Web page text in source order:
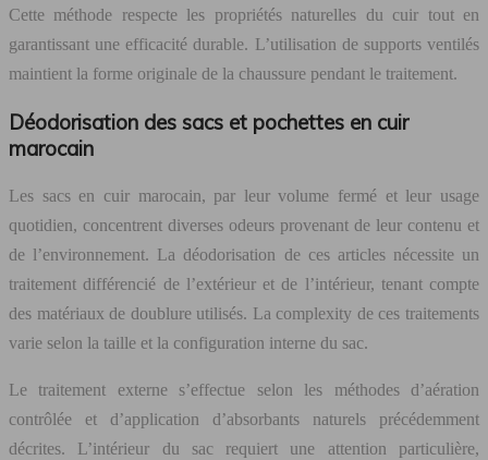
Cette méthode respecte les propriétés naturelles du cuir tout en
garantissant une efficacité durable. L’utilisation de supports ventilés
maintient la forme originale de la chaussure pendant le traitement.
Déodorisation des sacs et pochettes en cuir
marocain
Les sacs en cuir marocain, par leur volume fermé et leur usage
quotidien, concentrent diverses odeurs provenant de leur contenu et
de l’environnement. La déodorisation de ces articles nécessite un
traitement différencié de l’extérieur et de l’intérieur, tenant compte
des matériaux de doublure utilisés. La complexity de ces traitements
varie selon la taille et la configuration interne du sac.
Le traitement externe s’effectue selon les méthodes d’aération
contrôlée et d’application d’absorbants naturels précédemment
décrites. L’intérieur du sac requiert une attention particulière,